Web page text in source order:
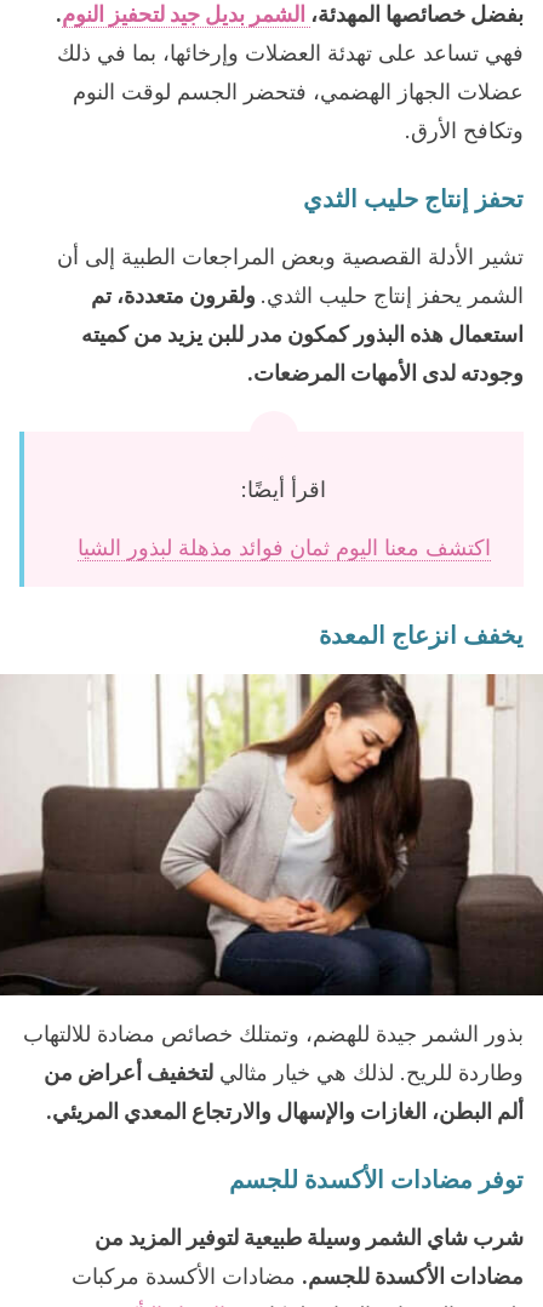
بفضل خصائصها المهدئة، الشمر بديل جيد لتحفيز النوم.
فهي تساعد على تهدئة العضلات وإرخائها، بما في ذلك
عضلات الجهاز الهضمي، فتحضر الجسم لوقت النوم
وتكافح الأرق.
تحفز إنتاج حليب الثدي
تشير الأدلة القصصية وبعض المراجعات الطبية إلى أن
الشمر يحفز إنتاج حليب الثدي. ولقرون متعددة، تم
استعمال هذه البذور كمكون مدر للبن يزيد من كميته
وجودته لدى الأمهات المرضعات.
اقرأ أيضًا:
اكتشف معنا اليوم ثمان فوائد مذهلة لبذور الشيا
يخفف انزعاج المعدة
بذور الشمر جيدة للهضم، وتمتلك خصائص مضادة للالتهاب
وطاردة للريح. لذلك هي خيار مثالي لتخفيف أعراض من
ألم البطن، الغازات والإسهال والارتجاع المعدي المريئي.
توفر مضادات الأكسدة للجسم
شرب شاي الشمر وسيلة طبيعية لتوفير المزيد من
مضادات الأكسدة للجسم. مضادات الأكسدة مركبات